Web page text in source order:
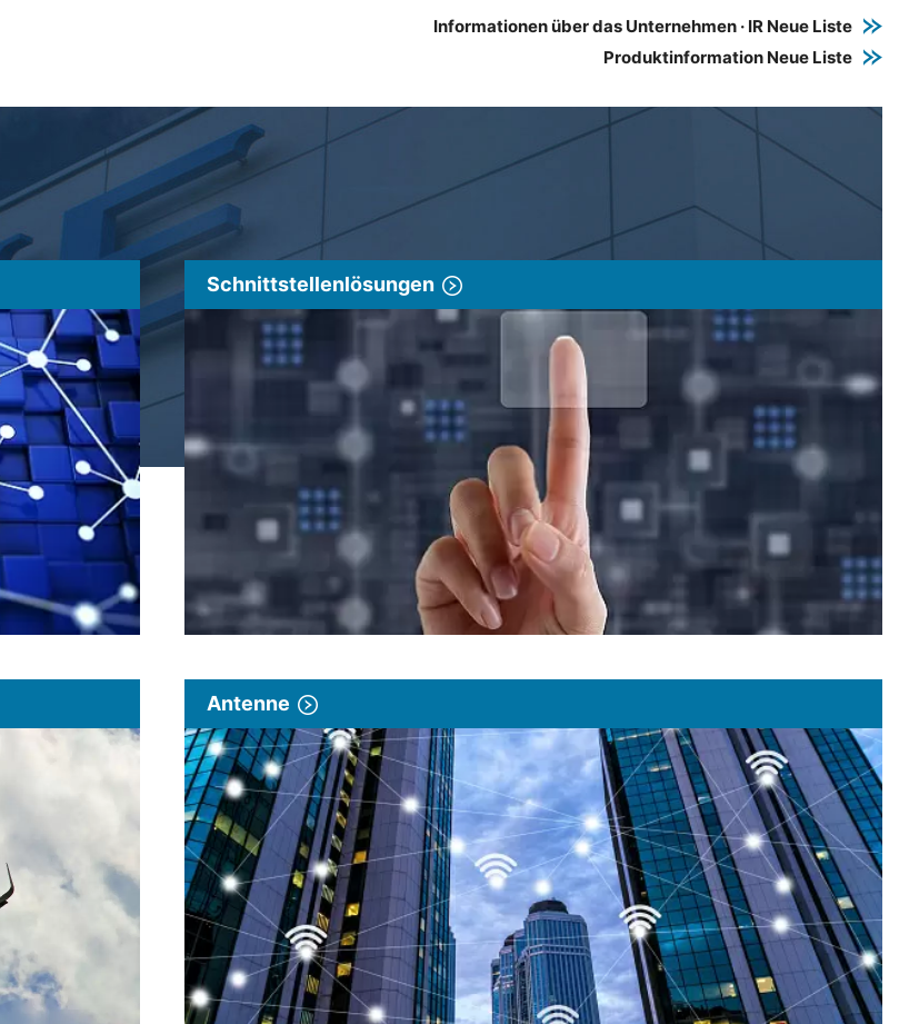
Informationen über das Unternehmen · IR Neue Liste
Produktinformation Neue Liste
Schnittstellenlösungen
Antenne